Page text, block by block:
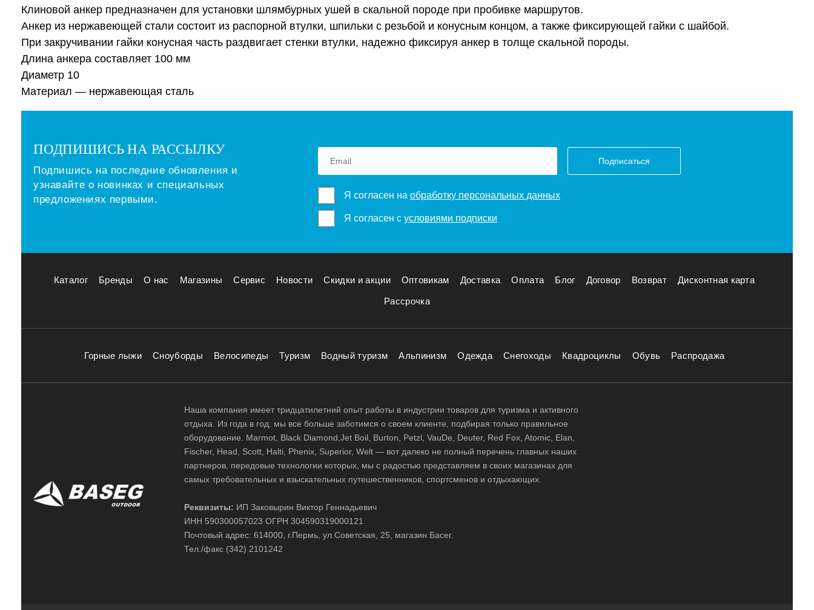
Клиновой анкер предназначен для установки шлямбурных ушей в скальной породе при пробивке маршрутов.
Анкер из нержавеющей стали состоит из распорной втулки, шпильки с резьбой и конусным концом, а также фиксирующей гайки с шайбой.
При закручивании гайки конусная часть раздвигает стенки втулки, надежно фиксируя анкер в толще скальной породы.
Длина анкера составляет 100 мм
Диаметр 10
Материал — нержавеющая сталь
ПОДПИШИСЬ НА РАССЫЛКУ
Подпишись на последние обновления и
узнавайте о новинках и специальных
предложениях первыми.
Подписаться
Я согласен на обработку персональных данных
Я согласен с условиями подписки
Каталог Бренды О нас Магазины Сервис Новости Скидки и акции Оптовикам Доставка Оплата Блог Договор Возврат Дисконтная карта
Рассрочка
Горные лыжи Сноуборды Велосипеды Туризм Водный туризм Альпинизм Одежда Снегоходы Квадроциклы Обувь Распродажа
Наша компания имеет тридцатилетний опыт работы в индустрии товаров для туризма и активного
отдыха. Из года в год, мы все больше заботимся о своем клиенте, подбирая только правильное
оборудование. Marmot, Black Diamond,Jet Boil, Burton, Petzl, VauDe, Deuter, Red Fox, Atomic, Elan,
Fischer, Head, Scott, Halti, Phenix, Superior, Welt — вот далеко не полный перечень главных наших
партнеров, передовые технологии которых, мы с радостью представляем в своих магазинах для
самых требовательных и взыскательных путешественников, спортсменов и отдыхающих.
Реквизиты: ИП Заковырин Виктор Геннадьевич
ИНН 590300057023 ОГРН 304590319000121
Почтовый адрес: 614000, г.Пермь, ул.Советская, 25, магазин Басег.
Тел./факс (342) 2101242